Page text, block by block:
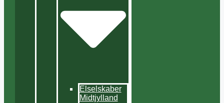
Elselskaber
Midtjylland